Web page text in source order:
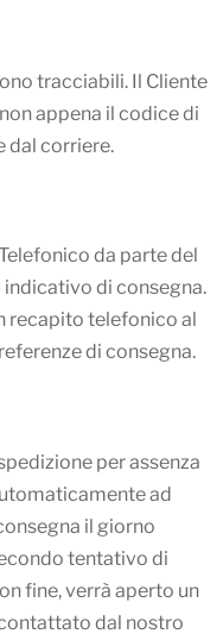
tracciabili. Il Cliente
appena il codice di
dal corriere.
da parte del
di consegna.
recapito telefonico al
di consegna.
per assenza
ad
il giorno
tentativo di
fine, verrà aperto un
dal nostro